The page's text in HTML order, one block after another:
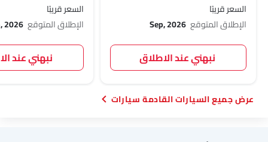
السعر قريبًا
الإطلاق المتوقع Sep, 2026
نبهني عند الاطلاق
السعر قريبًا
الإطلاق المتوقع 2026
نبهني عند
السيارات القادمة سيارات